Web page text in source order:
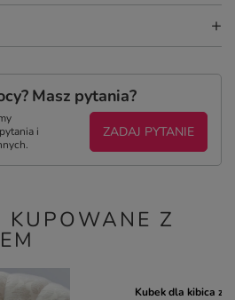
Masz pytania?
i
ZADAJ PYTANIE
KUPOWANE Z
Kubek dla kibica z